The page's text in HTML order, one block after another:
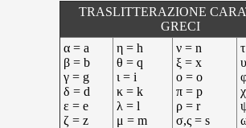
TRASLITTERAZIONE
GRECI
α = a
β = b
γ = g
δ = d
ε = e
ζ = z
η = h
θ = q
ι = i
κ = k
λ = l
μ = m
ν = n
ξ = x
ο = o
π = p
ρ = r
σ,ς = s